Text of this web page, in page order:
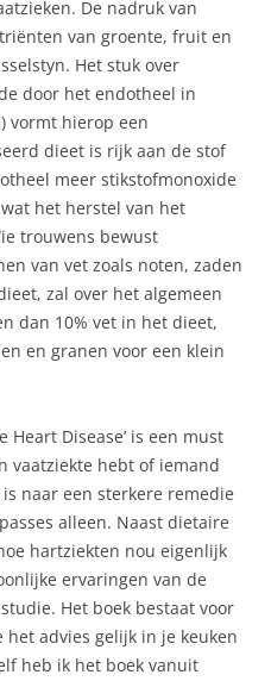
De nadruk van
van groente, fruit en
Het stuk over
door het endotheel in
vormt hierop een
dieet is rijk aan de stof
meer stikstofmonoxide
het herstel van het
trouwens bewust
van vet zoals noten, zaden
zal over het algemeen
dan 10% vet in het dieet,
en granen voor een klein
Heart Disease’ is een must
vaatziekte hebt of iemand
naar een sterkere remedie
alleen. Naast dietaire
hartziekten nou eigenlijk
ervaringen van de
Het boek bestaat voor
advies gelijk in je keuken
heb ik het boek vanuit